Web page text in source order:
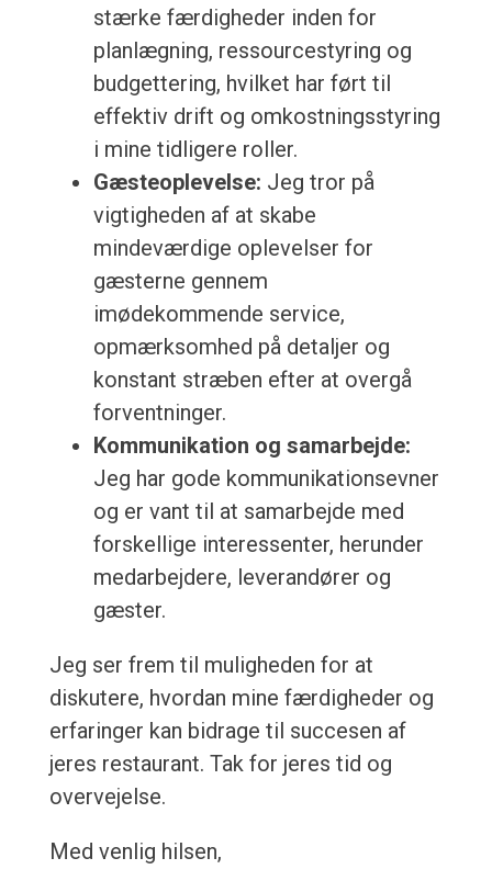
stærke færdigheder inden for
planlægning, ressourcestyring og
budgettering, hvilket har ført til
effektiv drift og omkostningsstyring
i mine tidligere roller.
Gæsteoplevelse: Jeg tror på
vigtigheden af at skabe
mindeværdige oplevelser for
gæsterne gennem
imødekommende service,
opmærksomhed på detaljer og
konstant stræben efter at overgå
forventninger.
Kommunikation og samarbejde:
Jeg har gode kommunikationsevner
og er vant til at samarbejde med
forskellige interessenter, herunder
medarbejdere, leverandører og
gæster.
Jeg ser frem til muligheden for at
diskutere, hvordan mine færdigheder og
erfaringer kan bidrage til succesen af
jeres restaurant. Tak for jeres tid og
overvejelse.
Med venlig hilsen,